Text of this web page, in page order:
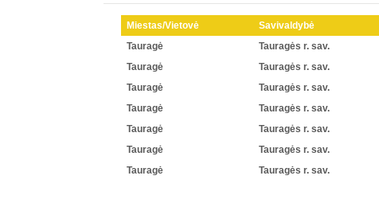
Miestas/Vietovė Savivaldybė
Tauragė
Tauragės r. sav.
Tauragė
Tauragės r. sav.
Tauragė
Tauragės r. sav.
Tauragė
Tauragės r. sav.
Tauragė
Tauragės r. sav.
Tauragė
Tauragės r. sav.
Tauragė
Tauragės r. sav.